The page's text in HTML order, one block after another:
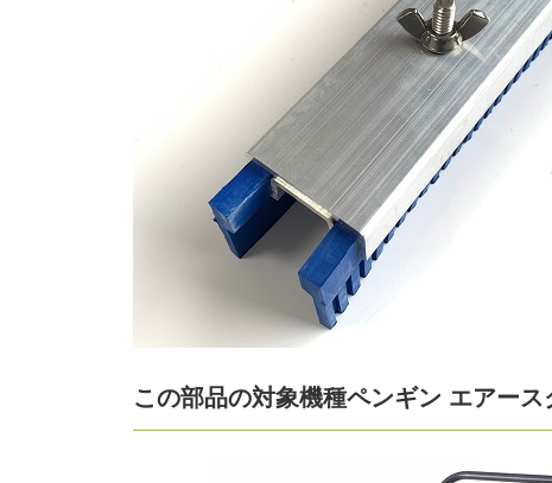
この部品の対象機種ペンギン エアー